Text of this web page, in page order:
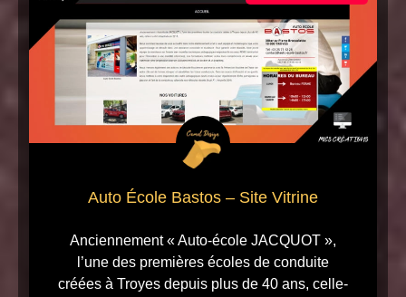
Auto École Bastos – Site Vitrine
Anciennement « Auto-école JACQUOT »,
l’une des premières écoles de conduite
créées à Troyes depuis plus de 40 ans, celle-